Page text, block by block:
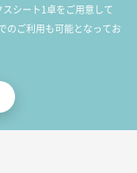
シート1卓をご用意して
のご利用も可能となってお
うってつけですよ♪ 新人
になりますので、金山でガ